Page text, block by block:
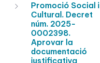
Promoció Social i
Cultural. Decret
núm. 2025-
0002398.
Aprovar la
documentació
justificativa